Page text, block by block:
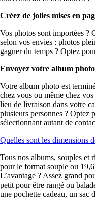
Créez de jolies mises en
Vos photos sont importées ?
selon vos envies : photos
gagner du temps ? Optez
Envoyez votre album photo
Votre album photo est
chez vous ou même chez
lieu de livraison dans votre
plusieurs personnes ? Optez
sélectionnant autant de
Quelles sont les dimensions
Tous nos albums, souples et
pour le format souple ou
L’avantage ? Assez grand
petit pour être rangé ou
une pochette cadeau, un sac